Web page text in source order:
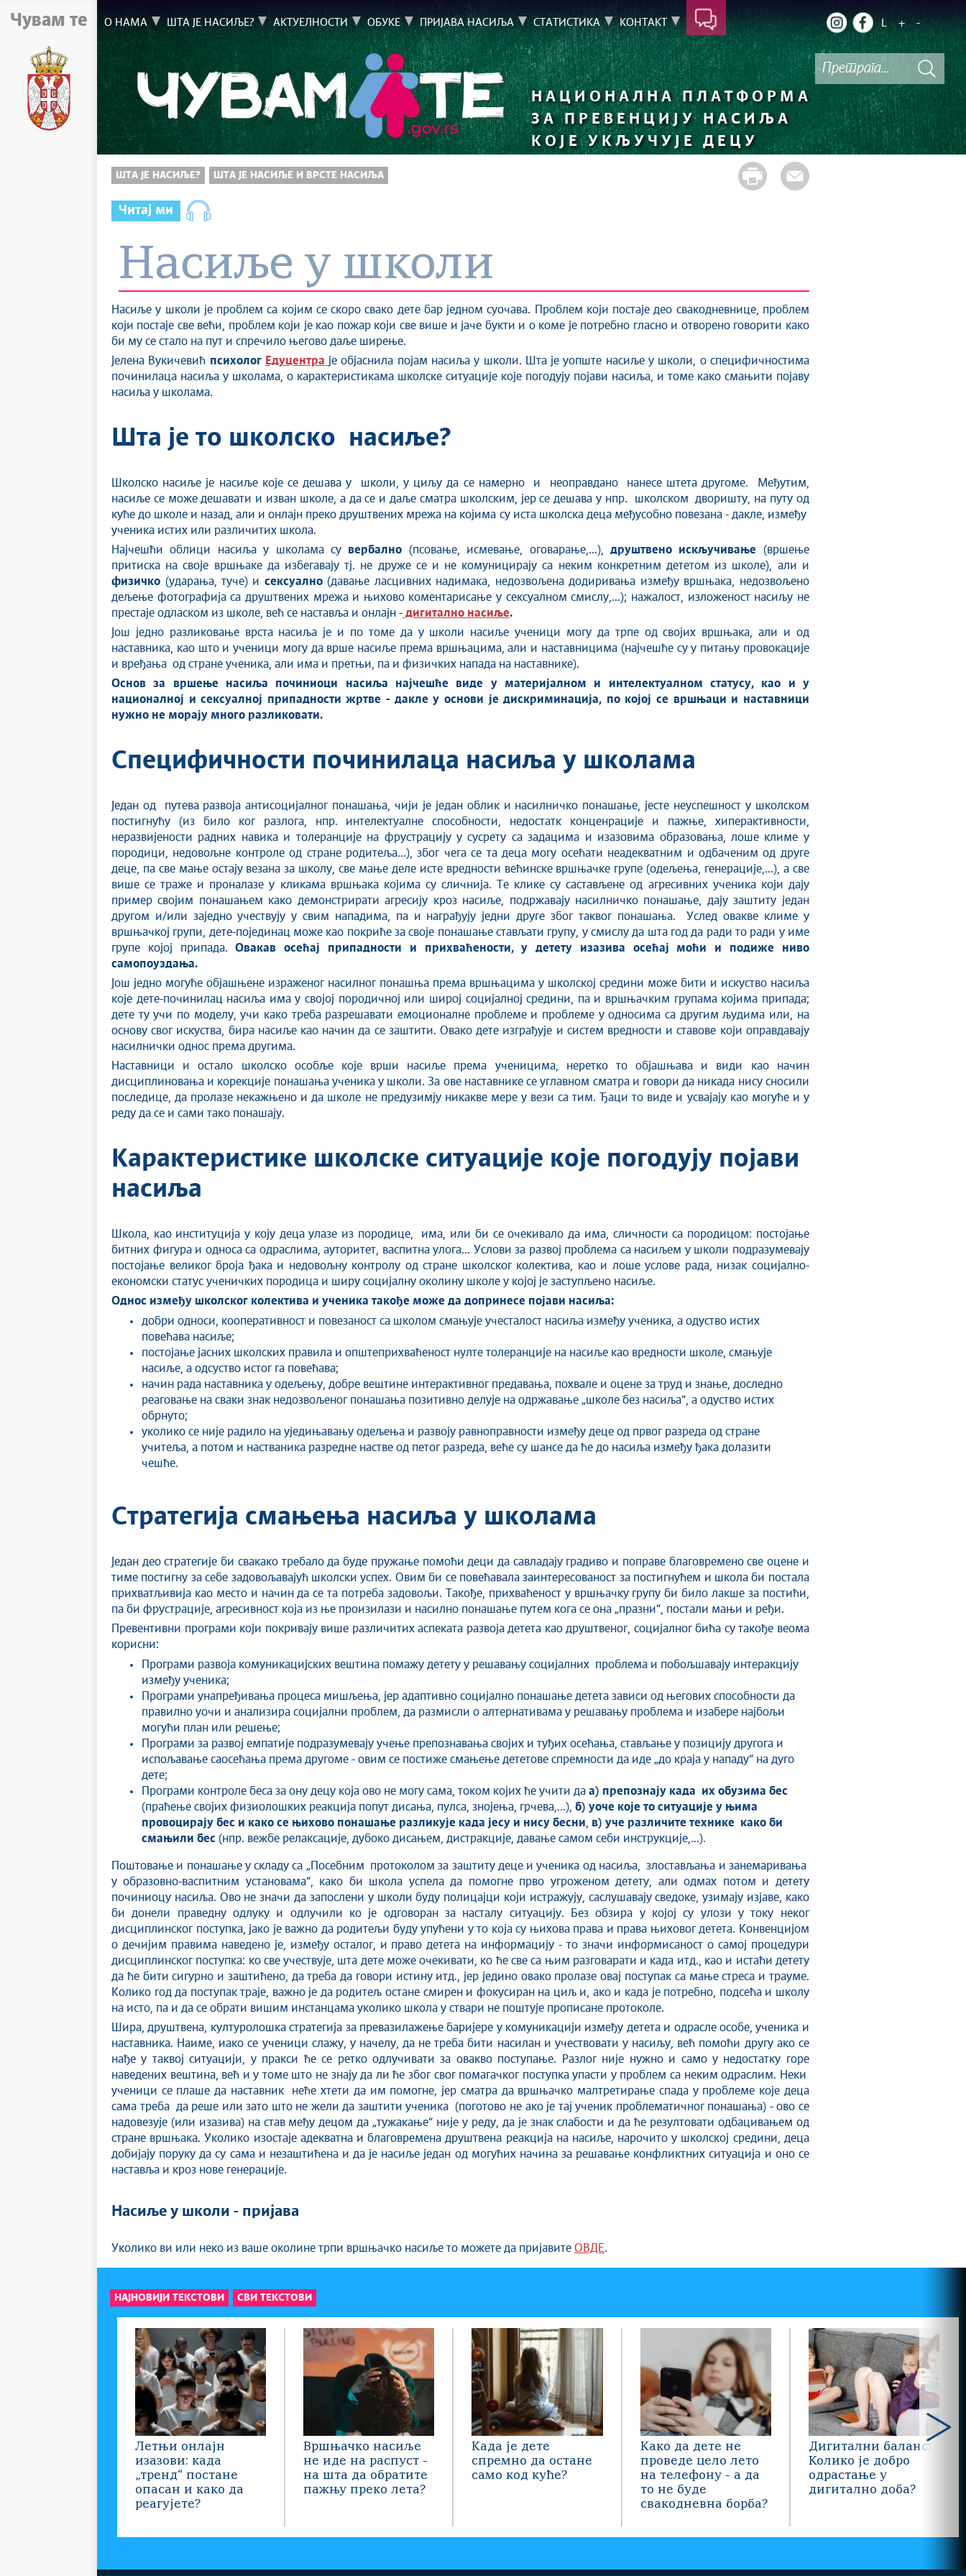
Чувам те О НАМА ШТА ЈЕ НАСИЉЕ? АКТУЕЛНОСТИ ОБУКЕ ПРИЈАВА НАСИЉА СТАТИСТИКА КОНТАКТ L + -
НАЦИОНАЛНА ПЛАТФОРМА
ЗА ПРЕВЕНЦИЈУ НАСИЉА
КОЈЕ УКЉУЧУЈЕ ДЕЦУ
ШТА ЈЕ НАСИЉЕ? ШТА ЈЕ НАСИЉЕ И ВРСТЕ НАСИЉА
Читај ми
Насиље у школи
Насиље у школи је проблем са којим се скоро свако дете бар једном суочава. Проблем који постаје део свакодневнице, проблем
који постаје све већи, проблем који је као пожар који све више и јаче букти и о коме је потребно гласно и отворено говорити како
би му се стало на пут и спречило његово даље ширење.
Јелена Вукичевић психолог Едуцентра је објаснила појам насиља у школи. Шта је уопште насиље у школи, о специфичностима
починилаца насиља у школама, о карактеристикама школске ситуације кoje погодују појави насиља, и томе како смањити појаву
насиља у школама.
Шта је то школско нaсиље?
Школско насиље је насиље које се дешава у школи, у циљу да се намерно и неоправдано нанесе штета другоме. Међутим,
насиље се може дешавати и изван школе, а да се и даље сматра школским, јер се дешава у нпр. школском дворишту, на путу од
куће до школе и назад, али и онлајн преко друштвених мрежа на којима су иста школска деца међусобно повезана - дакле, између
ученика истих или различитих школа.
Најчешћи облици насиља у школама су вербално (псовање, исмевање, оговарање,...),друштвено искључивање (вршење
притиска на своје вршњаке да избегавају тј. не друже се и не комуницирају са неким конкретним дететом из школе), али и
физичко (ударања, туче) и сексуално(давање ласцивних надимака, недозвољена додиривања између вршњака, недозвољено
дељење фотографија са друштвених мрежа и њихово коментарисање у сексуалном смислу,...); нажалост, изложеност насиљу не
престаје одласком из школе, већ се наставља и онлајн - дигитално насиље.
Још једно разликовање врста насиља је и по томе да у школи насиље ученици могу да трпе од својих вршњака, али и од
наставника, као што и ученици могу да врше насиље према вршњацима, али и наставницима (најчешће су у питању провокације
и вређања од стране ученика, али има и претњи, па и физичких напада на наставнике).
Основ за вршење насиља починиоци насиља најчешће виде у материјалном и интелектуалном статусу, као и у
националној и сексуалној припадности жртве - дакле у основи је дискриминација, по којој се вршњаци и наставници
нужно не морају много разликовати.
Специфичности починилаца насиља у школама
Један од путева развоја антисоцијалног понашања, чији је један облик и насилничко понашање, јесте неуспешност у школском
постигнућу (из било ког разлога, нпр. интелектуалне способности, недостатк конценрације и пажње, хиперактивности,
неразвијености радних навика и толеранције на фрустрацију у сусрету са задацима и изазовима образовања, лоше климе у
породици, недовољне контроле од стране родитеља...), због чега се та деца могу осећати неадекватним и одбаченим од друге
деце, па све мање остају везана за школу, све мање деле исте вредности већинске вршњачке групе (одељења, генерације,...), а све
више се траже и проналазе у кликама вршњака којима су сличнија. Те клике су састављене од агресивних ученика који дају
пример својим понашањем како демонстрирати агресију кроз насиље, подржавају насилничко понашање, дају заштиту један
другом и/или заједно учествују у свим нападима, па и награђују једни друге због таквог понашања. Услед овакве климе у
вршњачкој групи, дете-појединац може као покриће за своје понашање стављати групу, у смислу да шта год да ради то ради у име
групе којој припада.Овакав осећај припадности и прихваћености, у детету изазива осећај моћи и подиже ниво
самопоуздања.
Још једно могуће објашњене израженог насилног понашња према вршњацима у школској средини може бити и искуство насиља
које дете-починилац насиља има у својој породичној или широј социјалној средини, па и вршњачким групама којима припада;
дете ту учи по моделу, учи како треба разрешавати емоционалне проблеме и проблеме у односима са другим људима или, на
основу свог искуства, бира насиље као начин да се заштити. Овако дете изграђује и систем вредности и ставове који оправдавају
насилнички однос према другима.
Наставници и остало школско особље које врши насиље према ученицима, неретко то објашњава и види као начин
дисциплиновања и корекције понашања ученика у школи. За ове наставнике се углавном сматра и говори да никада нису сносили
последице, да пролазе некажњено и да школе не предузимју никакве мере у вези са тим. Ђаци то виде и усвајају као могуће и у
реду да се и сами тако понашају.
Карактеристике школске ситуације кoje погодују појави
насиља
Школа, као институција у коју деца улазе из породице, има, или би се очекивало да има, сличности са породицом: постојање
битних фигура и односа са одраслима, ауторитет, васпитна улога... Услови за развој проблема са насиљем у школи подразумевају
постојање великог броја ђака и недовољну контролу од стране школског колектива, као и лоше услове рада, низак социјално-
економски статус ученичких породица и ширу социјалну околину школе у којој је заступљено насиље.
Однос између школског колектива и ученика такође може да допринесе појави насиља:
добри односи, кооперативност и повезаност са школом смањује учесталост насиља између ученика, а одуство истих
повећава насиље;
постојање јасних школских правила и општеприхваћеност нулте толеранције на насиље као вредности школе, смањује
насиље, а одсуство истог га повећава;
начин рада наставника у одељењу, добре вештине интерактивног предавања, похвале и оцене за труд и знање, доследно
реаговање на сваки знак недозвољеног понашања позитивно делује на одржавање „школе без насиља“, а одуство истих
обрнуто;
уколико се није радило на уједињавању одељења и развоју равноправности између деце од првог разреда од стране
учитеља, а потом и настваника разредне настве од петог разреда, веће су шансе да ће до насиља између ђака долазити
чешће.
Стратегија смањења насиља у школама
Један део стратегије би свакако требало да буде пружање помоћи деци да савладају градиво и поправе благовремено све оцене и
тиме постигну за себе задовољавајућ школски успех. Овим би се повећавала заинтересованост за постигнућем и школа би постала
прихватљивија као место и начин да се та потреба задовољи. Такође, прихваћеност у вршњачку групу би било лакше за постићи,
па би фрустрације, агресивност која из ње произилази и насилно понашање путем кога се она „празни“, постали мањи и ређи.
Превентивни програми који покривају више различитих аспеката развоја детета као друштвеног, социјалног бића су такође веома
корисни:
Програми развоја комуникацијских вештина помажу детету у решавању социјалних проблема и побољшавају интеракцију
између ученика;
Програми унапређивања процеса мишљења, јер адаптивно социјално понашање детета зависи од његових способности да
правилно уочи и анализира социјални проблем, да размисли о алтернативама у решавању проблема и изабере најбољи
могући план или решење;
Програми за развој емпатије подразумевају учење препознавања својих и туђих осећања, стављање у позицију другога и
испољавање саосећања према другоме - овим се постиже смањење дететове спремности да иде „до краја у нападу“ на дуго
дете;
Програми контроле беса за ону децу која ово не могу сама, током којих ће учити да а) препознају када их обузима бес
(праћење својих физиолошких реакција попут дисања, пулса, знојења, грчева,...), б) уоче које то ситуације у њима
провоцирају бес и како се њихово понашање разликује када јесу и нису бесни
в) уче различите технике како би
смањили бес (нпр. вежбе релаксације, дубоко дисањем, дистракције, давање самом себи инструкције,...).
Поштовање и понашање у складу са „Посебним протоколом за заштиту деце и ученика од насиља, злостављања и занемаривања
у образовно-васпитним установама“, како би школа успела да помогне прво угроженом детету, али одмах потом и детету
починиоцу насиља. Ово не значи да запослени у школи буду полицајци који истражују, саслушавају сведоке, узимају изјаве, како
би донели праведну одлуку и одлучили ко је одговоран за насталу ситуацију. Без обзира у којој су улози у току неког
дисциплинског поступка, јако је важно да родитељи буду упућени у то која су њихова права и права њиховог детета. Конвенцијом
о дечијим правима наведено је, између осталог, и право детета на информацију - то значи информисаност о самој процедури
дисциплинског поступка: ко све учествује, шта дете може очекивати, ко ће све са њим разговарати и када итд., као и истаћи детету
да ће бити сигурно и заштићено, да треба да говори истину итд., јер једино овако пролазе овај поступак са мање стреса и трауме.
Колико год да поступак траје, важно је да родитељ остане смирен и фокусиран на циљ и, ако и када је потребно, подсећа и школу
на исто, па и да се обрати вишим инстанцама уколико школа у ствари не поштује прописане протоколе.
Шира, друштвена, културолошка стратегија за превазилажење баријере у комуникацији између детета и одрасле особе, ученика и
наставника. Наиме, иако се ученици слажу, у начелу, да не треба бити насилан и учествовати у насиљу, већ помоћи другу ако се
нађе у таквој ситуацији, у пракси ће се ретко одлучивати за овакво поступање. Разлог није нужно и само у недостатку горе
наведених вештина, већ и у томе што не знају да ли ће због свог помагачког поступка упасти у проблем са неким одраслим. Неки
ученици се плаше да наставник неће хтети да им помогне, јер сматра да вршњачко малтретирање спада у проблеме које деца
сама треба да реше или зато што не жели да заштити ученика (поготово не ако је тај ученик проблематичног понашања) - ово се
надовезује (или изазива) на став међу децом да „тужакање“ није у реду, да је знак слабости и да ће резултовати одбацивањем од
стране вршњака. Уколико изостаје адекватна и благовремена друштвена реакција на насиље, нарочито у школској средини, деца
добијају поруку да су сама и незаштићена и да је насиље један од могућих начина за решавање конфликтних ситуација и оно се
наставља и кроз нове генерације.
Насиље у школи - пријава
Уколико ви или неко из ваше околине трпи вршњачко насиље то можете да пријавите ОВДЕ.
НАЈНОВИЈИ ТЕКСТОВИ СВИ ТЕКСТОВИ
Летњи онлајн
изазови: када
„тренд“ постане
опасан и како да
реагујете?
Вршњачко насиље
не иде на распуст -
на шта да обратите
пажњу преко лета?
Када је дете
спремно да остане
само код куће?
Како да дете не
проведе цело лето
на телефону - а да
то не буде
свакодневна борба?
Дигитални баланс:
Колико је добро
одрастање у
дигитално доба?